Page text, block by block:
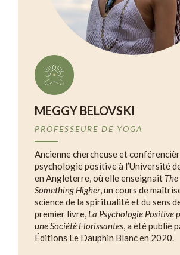
MEGGY BELOVSKI
PROFESSEURE DE YOGA
Ancienne chercheuse et
psychologie positive à l’Université
en Angleterre, où elle enseignait
Something Higher, un cours de
science de la spiritualité et du sens
premier livre, La Psychologie Positive
une Société Florissantes, a été publié
Éditions Le Dauphin Blanc en 2020.